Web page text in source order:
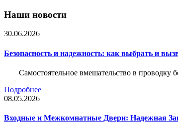
Наши новости
30.06.2026
Безопасность и надежность: как выбрать и
Самостоятельное вмешательство в проводку
Подробнее
08.05.2026
Входные и Межкомнатные Двери: Надежная